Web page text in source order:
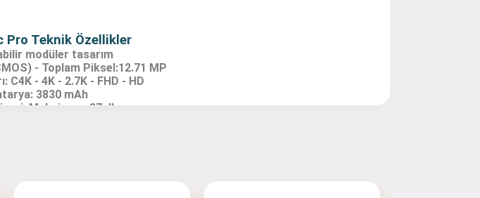
hemen tıklayın.
Pro Teknik Özellikler
modüler tasarım
- Toplam Piksel:12.71 MP
C4K - 4K - 2.7K - FHD - HD
3830 mAh
Maksimum 27 dk